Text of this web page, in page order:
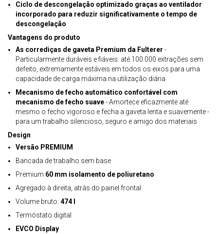
Ciclo de descongelação optimizado graças ao ventilador
incorporado para reduzir significativamente o tempo de
descongelação
Vantagens do produto
As corrediças de gaveta Premium da Fulterer -
Particularmente duráveis e fiáveis: até 100.000 extrações sem
defeito, extremamente estáveis em todos os eixos para uma
capacidade de carga máxima na utilização diária
Mecanismo de fecho automático confortável com
mecanismo de fecho suave- Amortece eficazmente até
mesmo o fecho vigoroso e fecha a gaveta lenta e suavemente -
para um trabalho silencioso, seguro e amigo dos materiais
Design
Versão PREMIUM
Bancada de trabalho sem base
Premium 60 mm isolamento de poliuretano
Agregado à direita, atrás do painel frontal
Volume bruto: 474 l
Termóstato digital
EVCO Display